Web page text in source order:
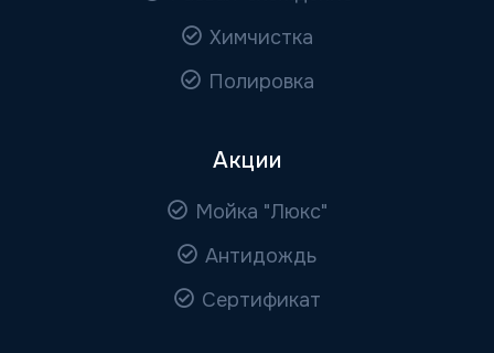
Химчистка
Полировка
Акции
Мойка "Люкс"
Антидождь
Сертификат